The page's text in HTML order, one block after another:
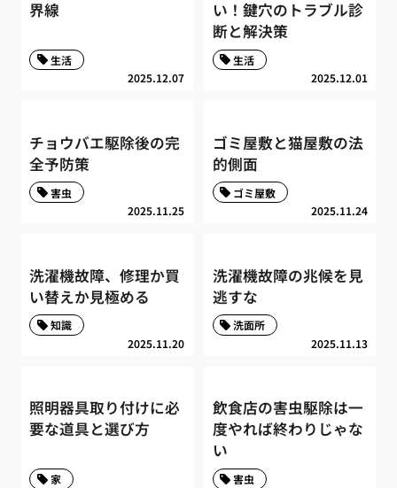
界線
2025.12.07
生活
い！鍵穴のトラブル診
断と解決策
2025.12.01
生活
チョウバエ駆除後の完
全予防策
2025.11.25
害虫
ゴミ屋敷と猫屋敷の法
的側面
2025.11.24
ゴミ屋敷
洗濯機故障、修理か買
い替えか見極める
2025.11.20
知識
洗濯機故障の兆候を見
逃すな
2025.11.13
洗面所
照明器具取り付けに必
要な道具と選び方
家
飲食店の害虫駆除は一
度やれば終わりじゃな
い
害虫